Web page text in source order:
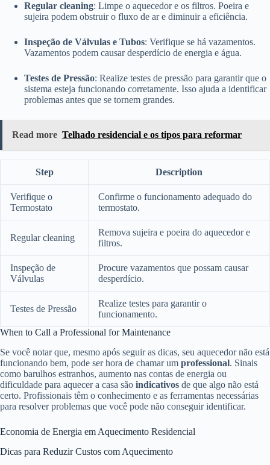
Regular cleaning: Limpe o aquecedor e os filtros. Poeira e
sujeira podem obstruir o fluxo de ar e diminuir a eficiência.
Inspeção de Válvulas e Tubos: Verifique se há vazamentos.
Vazamentos podem causar desperdício de energia e água.
Testes de Pressão: Realize testes de pressão para garantir que o
sistema esteja funcionando corretamente. Isso ajuda a identificar
problemas antes que se tornem grandes.
Read more Telhado residencial e os tipos para reformar
Step Description
Verifique o
Termostato
Confirme o funcionamento adequado do
termostato.
Regular cleaning
Remova sujeira e poeira do aquecedor e
filtros.
Inspeção de
Válvulas
Procure vazamentos que possam causar
desperdício.
Testes de Pressão
Realize testes para garantir o
funcionamento.
When to Call a Professional for Maintenance
Se você notar que, mesmo após seguir as dicas, seu aquecedor não está
funcionando bem, pode ser hora de chamar um professional. Sinais
como barulhos estranhos, aumento nas contas de energia ou
dificuldade para aquecer a casa são indicativos de que algo não está
certo. Profissionais têm o conhecimento e as ferramentas necessárias
para resolver problemas que você pode não conseguir identificar.
Economia de Energia em Aquecimento Residencial
Dicas para Reduzir Custos com Aquecimento